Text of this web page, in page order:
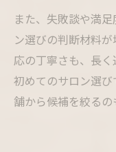
また、失敗談や満
ン選びの判断材料
応の丁寧さも、長く
初めてのサロン選
舗から候補を絞るの